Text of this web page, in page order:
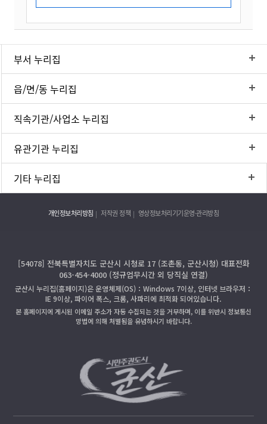
부서 누리집
읍/면/동 누리집
직속기관/사업소 누리집
유관기관 누리집
기타 누리집
개인정보처리방침 저작권 정책 영상정보처리기기운영·관리방침
[54078] 전북특별자치도 군산시 시청로 17 (조촌동, 군산시청) 대표전화
063-454-4000 (정규업무시간 외 당직실 연결)
군산시 누리집(홈페이지)은 운영체제(OS)：Windows 7이상, 인터넷 브라우저：
IE 9이상, 파이어 폭스, 크롬, 사파리에 최적화 되어있습니다.
본 홈페이지에 게시된 이메일 주소가 자동 수집되는 것을 거부하며, 이를 위반시 정보통신
망법에 의해 처벌됨을 유념하시기 바랍니다.